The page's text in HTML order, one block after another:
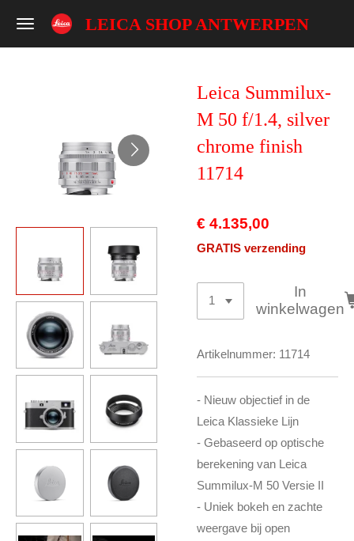
Ga
LEICA SHOP ANTWERPEN
Leica Summilux-
M 50 f/1.4, silver
chrome finish
11714
€ 4.135,00
GRATIS verzending
In
winkelwagen
Artikelnummer: 11714
- Nieuw objectief in de
Leica Klassieke Lijn
- Gebaseerd op optische
berekening van Leica
Summilux-M 50 Versie II
- Uniek bokeh en zachte
weergave bij open